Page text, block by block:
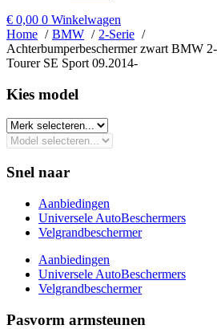
€ 0,00 0 Winkelwagen
Home
BMW
2-Serie
Achterbumperbeschermer zwart BMW
Tourer SE Sport 09.2014-
Kies model​
Snel naar
Aanbiedingen
Universele AutoBeschermers
Velgrandbeschermer
Aanbiedingen
Universele AutoBeschermers
Velgrandbeschermer
Pasvorm armsteunen